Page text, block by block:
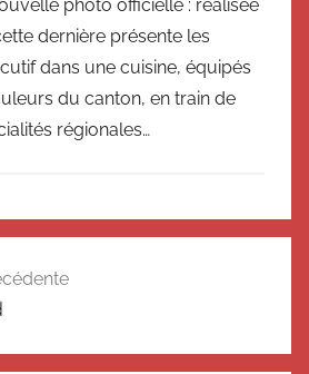
photo officielle : réalisée
dernière présente les
dans une cuisine, équipés
du canton, en train de
régionales…